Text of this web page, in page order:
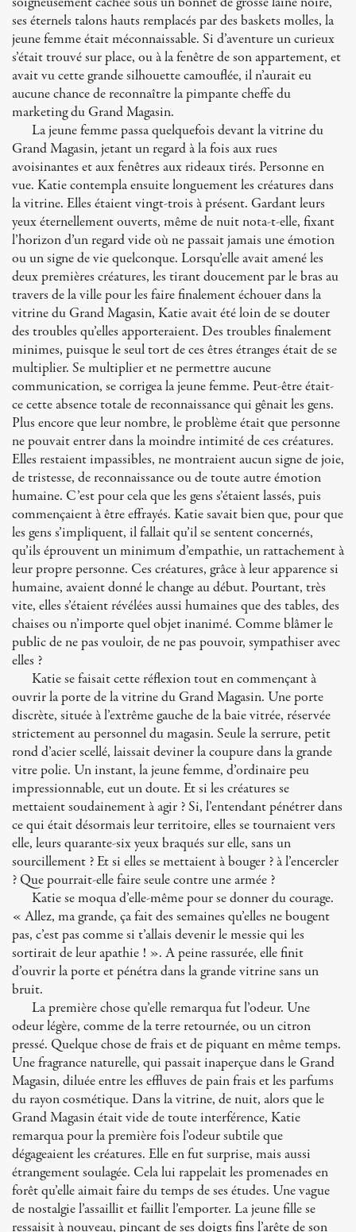
ses éternels talons hauts remplacés par des baskets molles, la
jeune femme était méconnaissable. Si d’aventure un curieux
s’était trouvé sur place, ou à la fenêtre de son appartement, et
avait vu cette grande silhouette camouflée, il n’aurait eu
aucune chance de reconnaître la pimpante cheffe du
marketing du Grand Magasin.
La jeune femme passa quelquefois devant la vitrine du
Grand Magasin, jetant un regard à la fois aux rues
avoisinantes et aux fenêtres aux rideaux tirés. Personne en
vue. Katie contempla ensuite longuement les créatures dans
la vitrine. Elles étaient vingt-trois à présent. Gardant leurs
yeux éternellement ouverts, même de nuit nota-t-elle, fixant
l’horizon d’un regard vide où ne passait jamais une émotion
ou un signe de vie quelconque. Lorsqu’elle avait amené les
deux premières créatures, les tirant doucement par le bras au
travers de la ville pour les faire finalement échouer dans la
vitrine du Grand Magasin, Katie avait été loin de se douter
des troubles qu’elles apporteraient. Des troubles finalement
minimes, puisque le seul tort de ces êtres étranges était de se
multiplier. Se multiplier et ne permettre aucune
communication, se corrigea la jeune femme. Peut-être était-
ce cette absence totale de reconnaissance qui gênait les gens.
Plus encore que leur nombre, le problème était que personne
ne pouvait entrer dans la moindre intimité de ces créatures.
Elles restaient impassibles, ne montraient aucun signe de joie,
de tristesse, de reconnaissance ou de toute autre émotion
humaine. C’est pour cela que les gens s’étaient lassés, puis
commençaient à être effrayés. Katie savait bien que, pour que
les gens s’impliquent, il fallait qu’il se sentent concernés,
qu’ils éprouvent un minimum d’empathie, un rattachement à
leur propre personne. Ces créatures, grâce à leur apparence si
humaine, avaient donné le change au début. Pourtant, très
vite, elles s’étaient révélées aussi humaines que des tables, des
chaises ou n’importe quel objet inanimé. Comme blâmer le
public de ne pas vouloir, de ne pas pouvoir, sympathiser avec
elles ?
Katie se faisait cette réflexion tout en commençant à
ouvrir la porte de la vitrine du Grand Magasin. Une porte
discrète, située à l’extrême gauche de la baie vitrée, réservée
strictement au personnel du magasin. Seule la serrure, petit
rond d’acier scellé, laissait deviner la coupure dans la grande
vitre polie. Un instant, la jeune femme, d’ordinaire peu
impressionnable, eut un doute. Et si les créatures se
mettaient soudainement à agir ? Si, l’entendant pénétrer dans
ce qui était désormais leur territoire, elles se tournaient vers
elle, leurs quarante-six yeux braqués sur elle, sans un
sourcillement ? Et si elles se mettaient à bouger ? à l’encercler
? Que pourrait-elle faire seule contre une armée ?
Katie se moqua d’elle-même pour se donner du courage.
« Allez, ma grande, ça fait des semaines qu’elles ne bougent
pas, c’est pas comme si t’allais devenir le messie qui les
sortirait de leur apathie ! ». A peine rassurée, elle finit
d’ouvrir la porte et pénétra dans la grande vitrine sans un
bruit.
La première chose qu’elle remarqua fut l’odeur. Une
odeur légère, comme de la terre retournée, ou un citron
pressé. Quelque chose de frais et de piquant en même temps.
Une fragrance naturelle, qui passait inaperçue dans le Grand
Magasin, diluée entre les effluves de pain frais et les parfums
du rayon cosmétique. Dans la vitrine, de nuit, alors que le
Grand Magasin était vide de toute interférence, Katie
remarqua pour la première fois l’odeur subtile que
dégageaient les créatures. Elle en fut surprise, mais aussi
étrangement soulagée. Cela lui rappelait les promenades en
forêt qu’elle aimait faire du temps de ses études. Une vague
de nostalgie l’assaillit et faillit l’emporter. La jeune fille se
ressaisit à nouveau, pinçant de ses doigts fins l’arête de son